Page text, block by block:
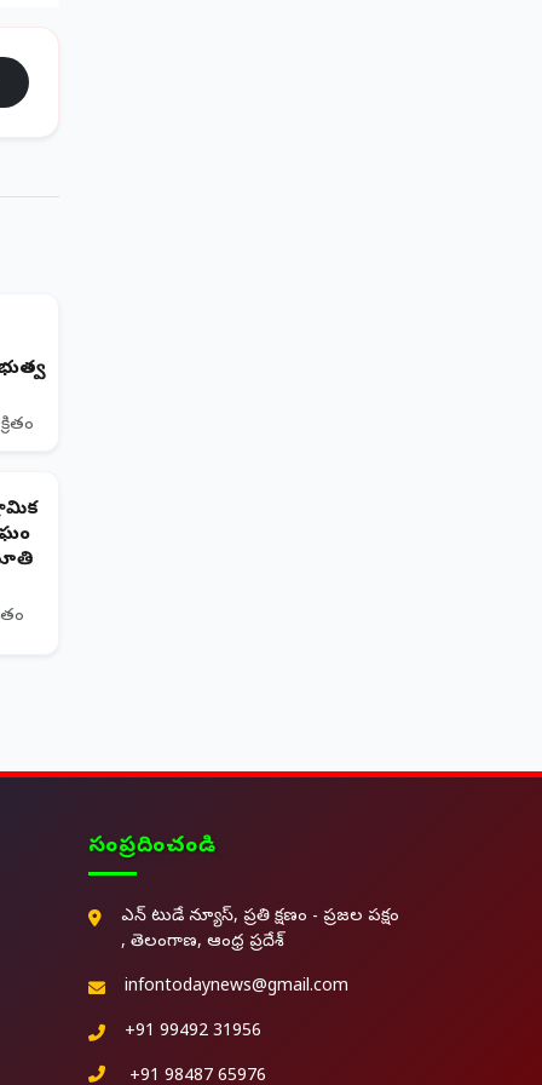
సంప్రదించండి
ఎన్ టుడే న్యూస్, ప్రతి క్షణం - ప్రజల పక్షం
, తెలంగాణ, ఆంధ్ర ప్రదేశ్
infontodaynews@gmail.com
+91 99492 31956
+91 98487 65976